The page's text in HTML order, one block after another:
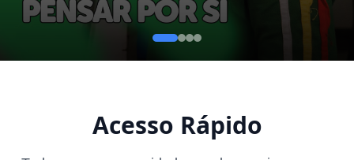
Acesso Rápido